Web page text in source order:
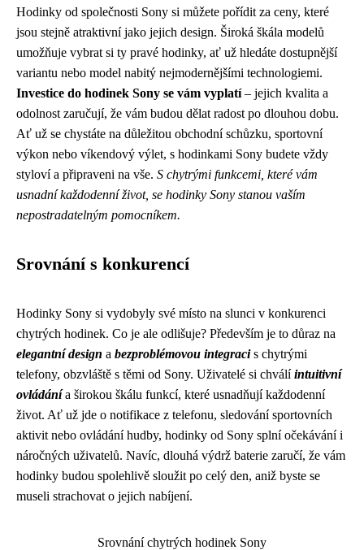
Hodinky od společnosti Sony si můžete pořídit za ceny, které
jsou stejně atraktivní jako jejich design. Široká škála modelů
umožňuje vybrat si ty pravé hodinky, ať už hledáte dostupnější
variantu nebo model nabitý nejmodernějšími technologiemi.
Investice do hodinek Sony se vám vyplatí– jejich kvalita a
odolnost zaručují, že vám budou dělat radost po dlouhou dobu.
Ať už se chystáte na důležitou obchodní schůzku, sportovní
výkon nebo víkendový výlet, s hodinkami Sony budete vždy
styloví a připraveni na vše. S chytrými funkcemi, které vám
usnadní každodenní život, se hodinky Sony stanou vaším
nepostradatelným pomocníkem.
Srovnání s konkurencí
Hodinky Sony si vydobyly své místo na slunci v konkurenci
chytrých hodinek. Co je ale odlišuje? Především je to důraz na
elegantní design a bezproblémovou integracis chytrými
telefony, obzvláště s těmi od Sony. Uživatelé si chválíintuitivní
ovládánía širokou škálu funkcí, které usnadňují každodenní
život. Ať už jde o notifikace z telefonu, sledování sportovních
aktivit nebo ovládání hudby, hodinky od Sony splní očekávání i
náročných uživatelů. Navíc, dlouhá výdrž baterie zaručí, že vám
hodinky budou spolehlivě sloužit po celý den, aniž byste se
museli strachovat o jejich nabíjení.
Srovnání chytrých hodinek Sony